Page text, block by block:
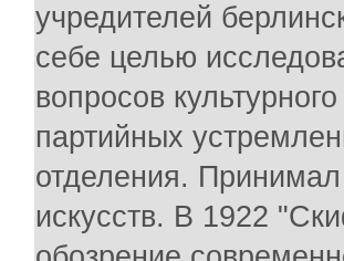
учредителей
себе целью
вопросов
партийных
отделения.
искусств. В 1922